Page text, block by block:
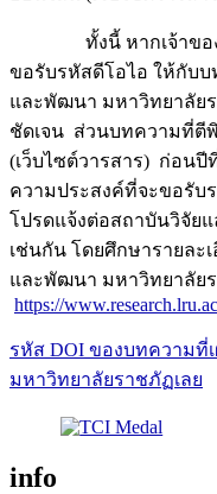
ทั้งนี้ หากเจ้าของบ
ขอรับรหัสดีโอไอ ให้กับ
และพัฒนา มหาวิทยาลัย
ชัดเจน ส่วนบทความที่ตี
(เว็บไซต์วารสาร) ก่อนปี
ความประสงค์ที่จะขอรับ
โปรดแจ้งต่อสถาบันวิจัย
เช่นกัน โดยศึกษารายละ
และพัฒนา มหาวิทยาลัย
https://
รหัส DOI ของบทความที่
มหาวิทยาลัยราชภัฏเลย
info